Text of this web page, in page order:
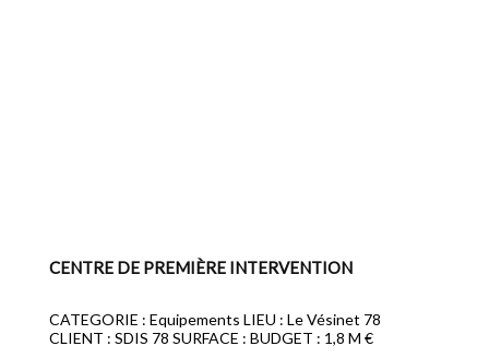
CENTRE DE PREMIÈRE INTERVENTION
CATEGORIE : Equipements LIEU : Le Vésinet 78
CLIENT : SDIS 78 SURFACE : BUDGET : 1,8 M €